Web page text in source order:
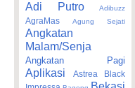
Adi Putro Adibuzz
AgraMas Agung Sejati
Angkatan
Malam/Senja
Angkatan Pagi
Aplikasi
Astrea Black